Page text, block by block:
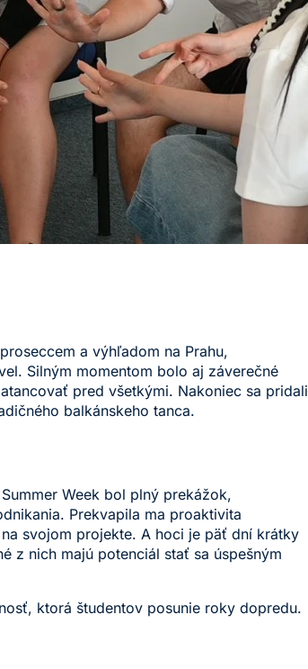
a výhľadom na Prahu,
Silným momentom bolo aj záverečné
pred všetkými. Nakoniec sa pridali
balkánskeho tanca.
Week bol plný prekážok,
Prekvapila ma proaktivita
svojom projekte. A hoci je päť dní krátky
z nich majú potenciál stať sa úspešným
ktorá študentov posunie roky dopredu.